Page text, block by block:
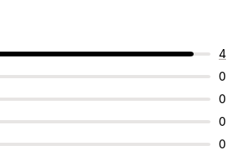
4
0
0
0
0